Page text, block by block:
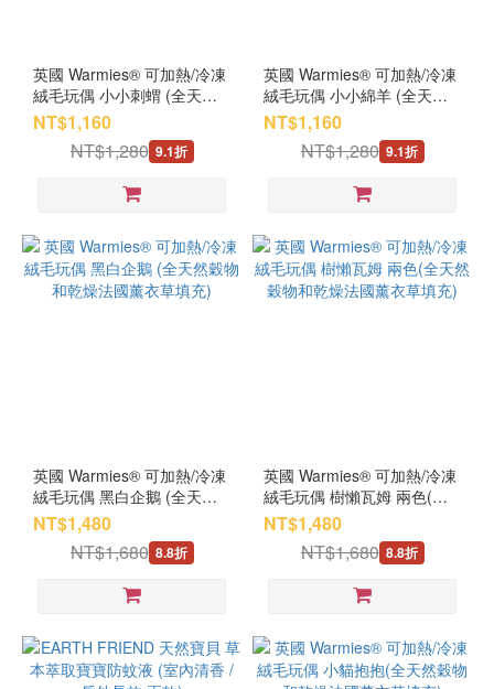
英國 Warmies® 可加熱/冷凍
絨毛玩偶 小小刺蝟 (全天然
穀物和乾燥法國薰衣草填充)
NT$1,160
NT$1,280 9.1折
英國 Warmies® 可加熱/冷凍
絨毛玩偶 小小綿羊 (全天然
穀物和乾燥法國薰衣草填充)
NT$1,160
NT$1,280 9.1折
英國 Warmies® 可加熱/冷凍
絨毛玩偶 黑白企鵝 (全天然
穀物和乾燥法國薰衣草填充)
NT$1,480
NT$1,680 8.8折
英國 Warmies® 可加熱/冷凍
絨毛玩偶 樹懶瓦姆 兩色(全
天然穀物和乾燥法國薰衣草
填充)
NT$1,480
NT$1,680 8.8折